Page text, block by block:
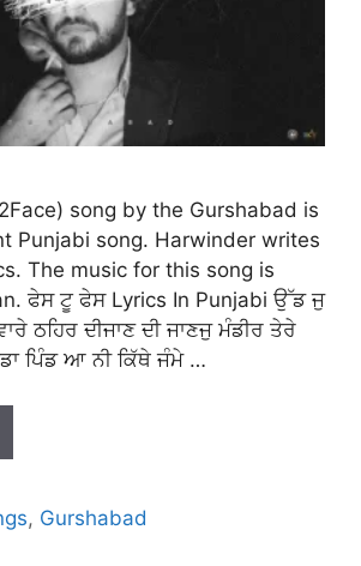
song by the Gurshabad is
Punjabi song. Harwinder writes
The music for this song is
ਫੇਸ ਟੂ ਫੇਸ Lyrics In Punjabi ਉੱਡ ਜੁ
ਠਹਿਰ ਦੀਜਾਣ ਦੀ ਜਾਣਜੁ ਮੰਡੀਰ ਤੇਰੇ
ਪਿੰਡ ਆ ਨੀ ਕਿੱਥੇ ਜੰਮੇ …
, Gurshabad